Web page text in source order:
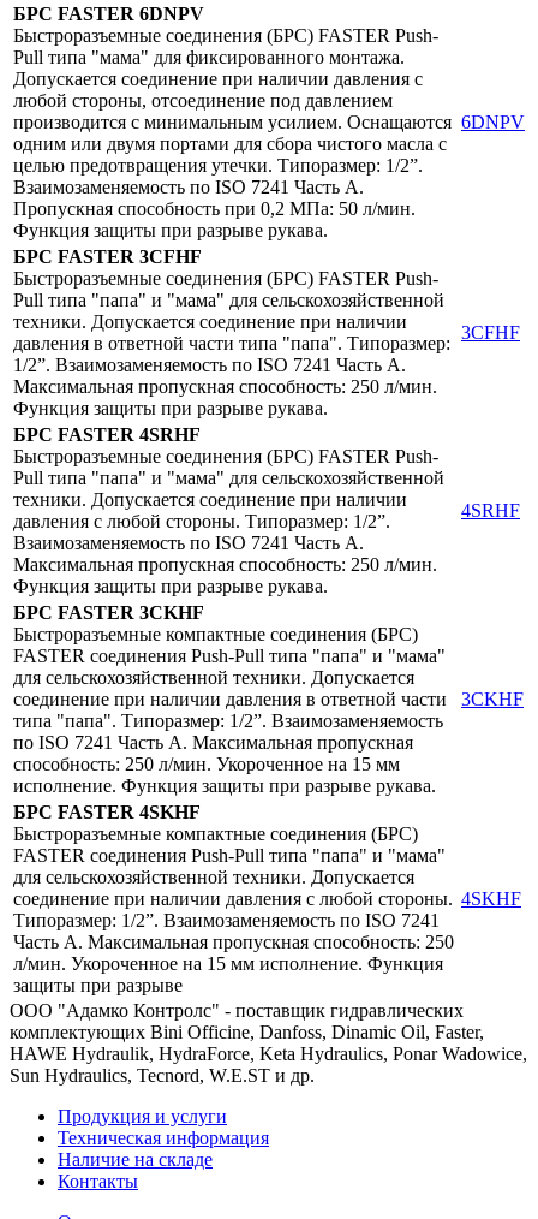
БРС FASTER 6DNPV
Быстроразъемные соединения (БРС) FASTER Push-
Pull типа "мама" для фиксированного монтажа.
Допускается соединение при наличии давления с
любой стороны, отсоединение под давлением
производится с минимальным усилием. Оснащаются
одним или двумя портами для сбора чистого масла с
целью предотвращения утечки. Типоразмер: 1/2”.
Взаимозаменяемость по ISO 7241 Часть A.
Пропускная способность при 0,2 МПа: 50 л/мин.
Функция защиты при разрыве рукава.
6DNPV
БРС FASTER 3CFHF
Быстроразъемные соединения (БРС) FASTER Push-
Pull типа "папа" и "мама" для сельскохозяйственной
техники. Допускается соединение при наличии
давления в ответной части типа "папа". Типоразмер:
1/2”. Взаимозаменяемость по ISO 7241 Часть A.
Максимальная пропускная способность: 250 л/мин.
Функция защиты при разрыве рукава.
3CFHF
БРС FASTER 4SRHF
Быстроразъемные соединения (БРС) FASTER Push-
Pull типа "папа" и "мама" для сельскохозяйственной
техники. Допускается соединение при наличии
давления с любой стороны. Типоразмер: 1/2”.
Взаимозаменяемость по ISO 7241 Часть A.
Максимальная пропускная способность: 250 л/мин.
Функция защиты при разрыве рукава.
4SRHF
БРС FASTER 3CKHF
Быстроразъемные компактные соединения (БРС)
FASTER соединения Push-Pull типа "папа" и "мама"
для сельскохозяйственной техники. Допускается
соединение при наличии давления в ответной части
типа "папа". Типоразмер: 1/2”. Взаимозаменяемость
по ISO 7241 Часть А. Максимальная пропускная
способность: 250 л/мин. Укороченное на 15 мм
исполнение. Функция защиты при разрыве рукава.
3CKHF
БРС FASTER 4SKHF
Быстроразъемные компактные соединения (БРС)
FASTER соединения Push-Pull типа "папа" и "мама"
для сельскохозяйственной техники. Допускается
соединение при наличии давления с любой стороны.
Типоразмер: 1/2”. Взаимозаменяемость по ISO 7241
Часть A. Максимальная пропускная способность: 250
л/мин. Укороченное на 15 мм исполнение. Функция
защиты при разрыве
4SKHF
ООО "Адамко Контролс" - поставщик гидравлических
комплектующих Bini Officine, Danfoss, Dinamic Oil, Faster,
HAWE Hydraulik, HydraForce, Keta Hydraulics, Ponar Wadowice,
Sun Hydraulics, Tecnord, W.E.ST и др.
Продукция и услуги
Техническая информация
Наличие на складе
Контакты